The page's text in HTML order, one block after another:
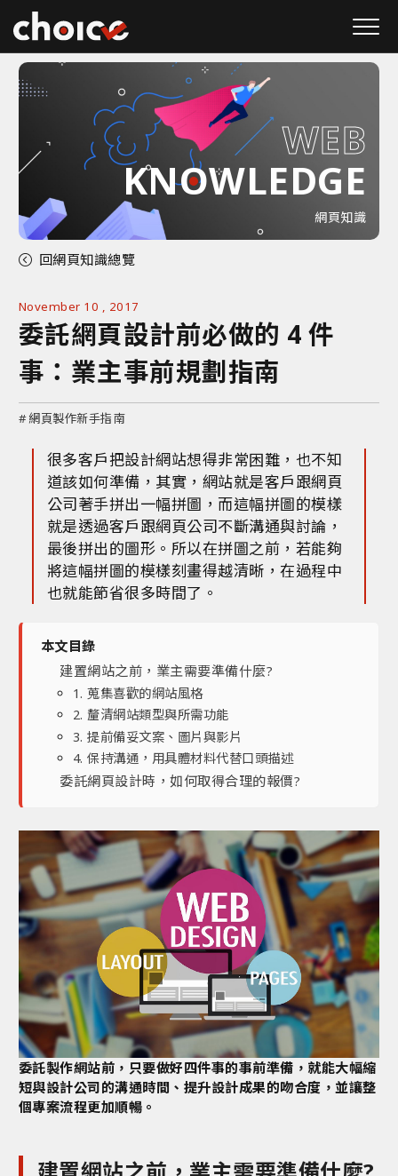
WEB
KNOWLEDGE
網頁知識
回網頁知識總覽
November 10 , 2017
委託網頁設計前必做的 4 件
事：業主事前規劃指南
#網頁製作新手指南
很多客戶把設計網站想得非常困難，也不知
道該如何準備，其實，網站就是客戶跟網頁
公司著手拼出一幅拼圖，而這幅拼圖的模樣
就是透過客戶跟網頁公司不斷溝通與討論，
最後拼出的圖形。所以在拼圖之前，若能夠
將這幅拼圖的模樣刻畫得越清晰，在過程中
也就能節省很多時間了。
本文目錄
建置網站之前，業主需要準備什麼?
1. 蒐集喜歡的網站風格
2. 釐清網站類型與所需功能
3. 提前備妥文案、圖片與影片
4. 保持溝通，用具體材料代替口頭描述
委託網頁設計時，如何取得合理的報價?
委託製作網站前，只要做好四件事的事前準備，就能大幅縮
短與設計公司的溝通時間、提升設計成果的吻合度，並讓整
個專案流程更加順暢。